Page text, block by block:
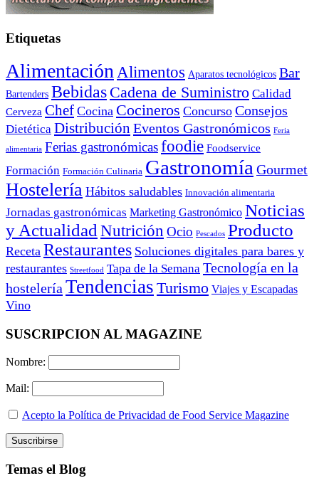
Etiquetas
Alimentación Alimentos Aparatos tecnológicos Bar
Bartenders Bebidas Cadena de Suministro Calidad
Cerveza Chef Cocina Cocineros Concurso Consejos
Dietética Distribución Eventos Gastronómicos Feria
alimentaria Ferias gastronómicasfoodie Foodservice
Formación Formación Culinaria Gastronomía Gourmet
Hostelería Hábitos saludables Innovación alimentaria
Jornadas gastronómicas Marketing Gastronómico Noticias
y Actualidad Nutrición Ocio Pescados Producto
Receta Restaurantes Soluciones digitales para bares y
restaurantes Streetfood Tapa de la Semana Tecnología en la
hostelería Tendencias Turismo Viajes y Escapadas
Vino
SUSCRIPCION AL MAGAZINE
Nombre:
Mail:
Acepto la Política de Privacidad de Food Service Magazine
Temas el Blog